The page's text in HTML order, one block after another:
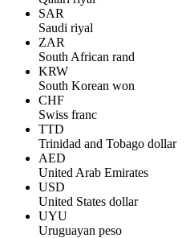
SAR
Saudi riyal
ZAR
South African rand
KRW
South Korean won
CHF
Swiss franc
TTD
Trinidad and Tobago dollar
AED
United Arab Emirates
USD
United States dollar
UYU
Uruguayan peso